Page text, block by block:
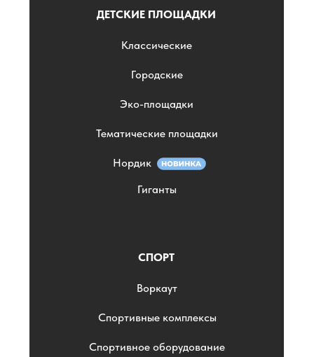
ДЕТСКИЕ ПЛОЩАДКИ
Классические
Городские
Эко-площадки
Тематические площадки
Нордик
Гиганты
СПОРТ
Воркаут
Спортивные комплексы
Спортивное оборудование